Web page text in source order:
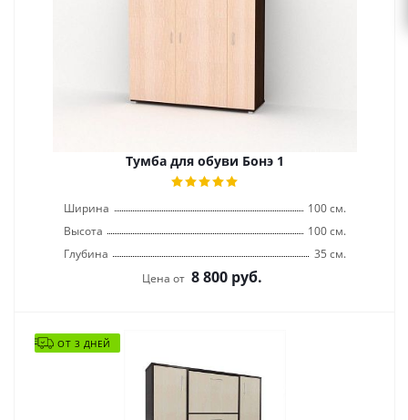
Тумба для обуви Бонэ 1
Ширина
100 см.
Высота
100 см.
Глубина
35 см.
Цена от 8 800руб.
ОТ 3 ДНЕЙ